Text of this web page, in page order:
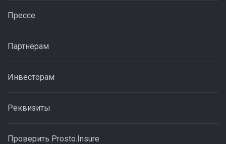
Прессе
Партнёрам
Инвесторам
Реквизиты
Проверить Prosto.Insure